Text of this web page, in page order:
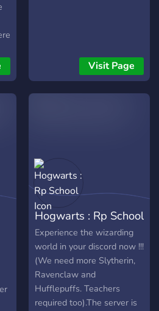
Visit Page
Hogwarts : Rp School
Experience the wizarding
world in your discord now !!!
(We need more Slytherin,
Ravenclaw and
Hufflepuffs. Teachers
required too).The server is